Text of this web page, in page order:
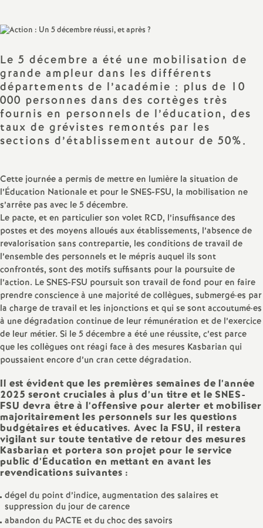
t
i
o
n
a
l
d
e
s
E
n
s
e
i
g
n
Le 5 décembre a été une mobilisation de
grande ampleur dans les différents
départements de l’académie : plus de 10
000 personnes dans des cortèges très
fournis en personnels de l’éducation, des
taux de grévistes remontés par les
sections d’établissement autour de 50%.
Cette journée a permis de mettre en lumière la situation de
l’Éducation Nationale et pour le SNES-FSU, la mobilisation ne
s’arrête pas avec le 5 décembre.
Le pacte, et en particulier son volet RCD, l’insuffisance des
postes et des moyens alloués aux établissements, l’absence de
revalorisation sans contrepartie, les conditions de travail de
l’ensemble des personnels et le mépris auquel ils sont
confrontés, sont des motifs suffisants pour la poursuite de
l’action. Le SNES-FSU poursuit son travail de fond pour en faire
prendre conscience à une majorité de collègues, submergé·es par
la charge de travail et les injonctions et qui se sont accoutumé·es
à une dégradation continue de leur rémunération et de l’exercice
de leur métier. Si le 5 décembre a été une réussite, c’est parce
que les collègues ont réagi face à des mesures Kasbarian qui
poussaient encore d’un cran cette dégradation.
Il est évident que les premières semaines de l’année
2025 seront cruciales à plus d’un titre et le SNES-
FSU devra être à l’offensive pour alerter et mobiliser
majoritairement les personnels sur les questions
budgétaires et éducatives. Avec la FSU, il restera
vigilant sur toute tentative de retour des mesures
Kasbarian et portera son projet pour le service
public d’Éducation en mettant en avant les
revendications suivantes :
dégel du point d’indice, augmentation des salaires et
suppression du jour de carence
abandon du PACTE et du choc des savoirs